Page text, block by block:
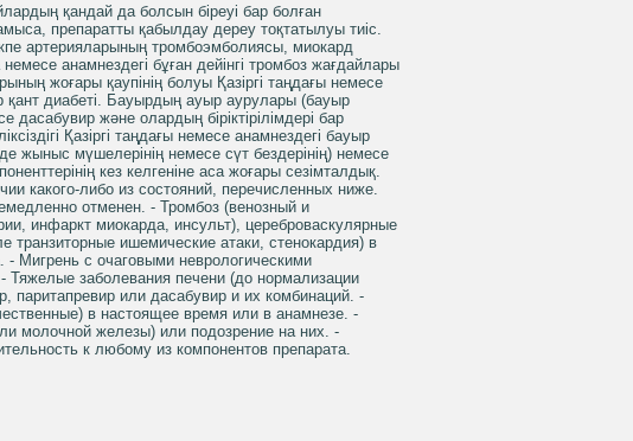
қандай да болсын біреуі бар болған
препаратты қабылдау дереу тоқтатылуы тиіс.
артерияларының тромбоэмболиясы, миокард
анамнездегі бұған дейінгі тромбоз жағдайлары
жоғары қаупінің болуы Қазіргі таңдағы немесе
диабеті. Бауырдың ауыр аурулары (бауыр
және олардың біріктірілімдері бар
Қазіргі таңдағы немесе анамнездегі бауыр
жыныс мүшелерінің немесе сүт бездерінің) немесе
кез келгеніне аса жоғары сезімталдық.
какого-либо из состояний, перечисленных ниже.
отменен. - Тромбоз (венозный и
инфаркт миокарда, инсульт), цереброваскулярные
ишемические атаки, стенокардия) в
- Мигрень с очаговыми неврологическими
заболевания печени (до нормализации
паритапревир или дасабувир и их комбинаций. -
в настоящее время или в анамнезе. -
молочной железы) или подозрение на них. -
к любому из компонентов препарата.